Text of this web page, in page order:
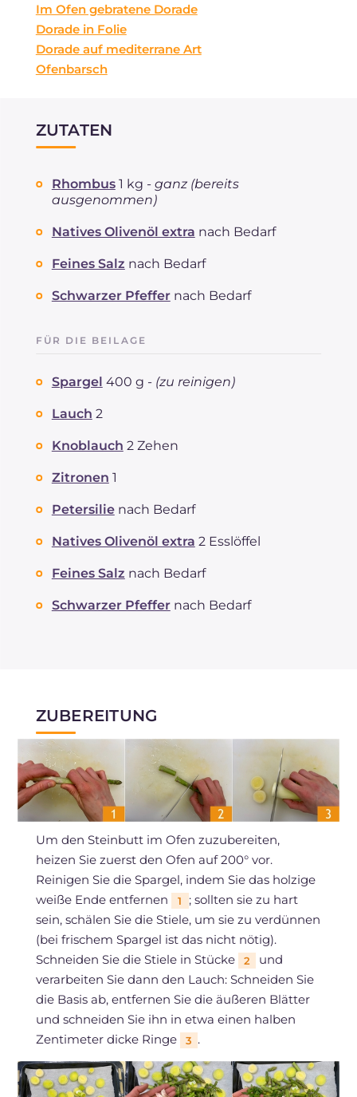
Im Ofen gebratene Dorade
Dorade in Folie
Dorade auf mediterrane Art
Ofenbarsch
ZUTATEN
Rhombus 1 kg - ganz (bereits
ausgenommen)
Natives Olivenöl extra nach Bedarf
Feines Salz nach Bedarf
Schwarzer Pfeffer nach Bedarf
FÜR DIE BEILAGE
Spargel 400 g - (zu reinigen)
Lauch 2
Knoblauch 2 Zehen
Zitronen 1
Petersilie nach Bedarf
Natives Olivenöl extra 2 Esslöffel
Feines Salz nach Bedarf
Schwarzer Pfeffer nach Bedarf
ZUBEREITUNG
Um den Steinbutt im Ofen zuzubereiten,
heizen Sie zuerst den Ofen auf 200° vor.
Reinigen Sie die Spargel, indem Sie das holzige
weiße Ende entfernen
1
; sollten sie zu hart
sein, schälen Sie die Stiele, um sie zu verdünnen
(bei frischem Spargel ist das nicht nötig).
Schneiden Sie die Stiele in Stücke
2
und
verarbeiten Sie dann den Lauch: Schneiden Sie
die Basis ab, entfernen Sie die äußeren Blätter
und schneiden Sie ihn in etwa einen halben
Zentimeter dicke Ringe
3 .